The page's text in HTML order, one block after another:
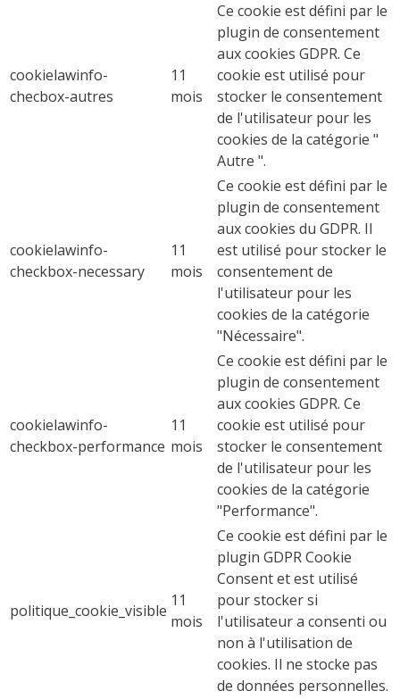
cookielawinfo-
checbox-autres
11
mois
Ce cookie est défini par le
plugin de consentement
aux cookies GDPR. Ce
cookie est utilisé pour
stocker le consentement
de l'utilisateur pour les
cookies de la catégorie "
Autre ".
cookielawinfo-
checkbox-necessary
11
mois
Ce cookie est défini par le
plugin de consentement
aux cookies du GDPR. Il
est utilisé pour stocker le
consentement de
l'utilisateur pour les
cookies de la catégorie
"Nécessaire".
cookielawinfo-
checkbox-performance
11
mois
Ce cookie est défini par le
plugin de consentement
aux cookies GDPR. Ce
cookie est utilisé pour
stocker le consentement
de l'utilisateur pour les
cookies de la catégorie
"Performance".
politique_cookie_visible
11
mois
Ce cookie est défini par le
plugin GDPR Cookie
Consent et est utilisé
pour stocker si
l'utilisateur a consenti ou
non à l'utilisation de
cookies. Il ne stocke pas
de données personnelles.